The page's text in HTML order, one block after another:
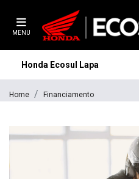
MENU
Honda Ecosul Lapa
Home Financiamento